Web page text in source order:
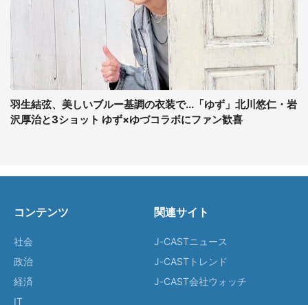
羽生結弦、美しいブルー基調の衣装で...「ゆず」北川悠仁・岩
沢厚治と3ショット ゆず×ゆづコラボにファン歓喜
コンテンツ
社会
政治
経済
IT
関連サイト
J-CASTニュース
J-CASTトレンド
J-CAST会社ウォッチ